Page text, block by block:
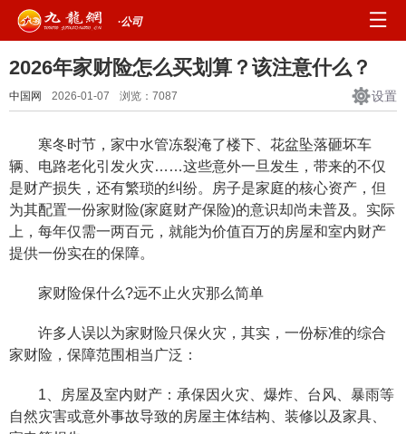
·公司
2026年家财险怎么买划算？该注意什么？
中国网 2026-01-07 浏览： 7087 设置
寒冬时节，家中水管冻裂淹了楼下、花盆坠落砸坏车
辆、电路老化引发火灾……这些意外一旦发生，带来的不仅
是财产损失，还有繁琐的纠纷。房子是家庭的核心资产，但
为其配置一份家财险(家庭财产保险)的意识却尚未普及。实际
上，每年仅需一两百元，就能为价值百万的房屋和室内财产
提供一份实在的保障。
家财险保什么?远不止火灾那么简单
许多人误以为家财险只保火灾，其实，一份标准的综合
家财险，保障范围相当广泛：
1、房屋及室内财产：承保因火灾、爆炸、台风、暴雨等
自然灾害或意外事故导致的房屋主体结构、装修以及家具、